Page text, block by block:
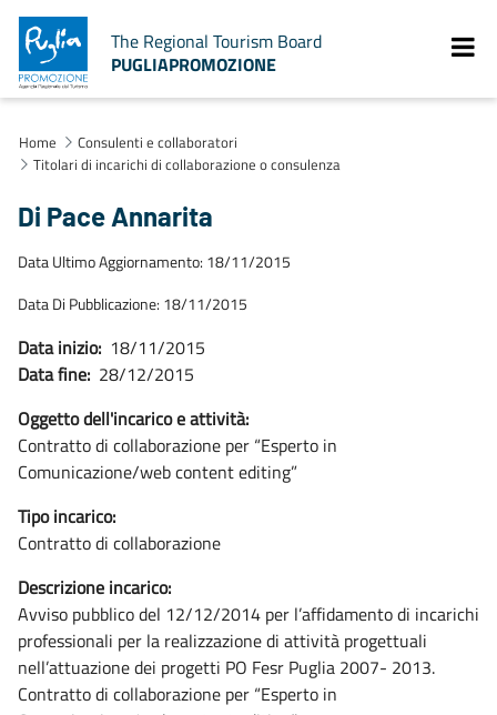
The Regional Tourism Board
PUGLIAPROMOZIONE
Home
Consulenti e collaboratori
Titolari di incarichi di collaborazione o consulenza
Di Pace Annarita
Data Ultimo Aggiornamento: 18/11/2015
Data Di Pubblicazione: 18/11/2015
Data inizio: 18/11/2015
Data fine: 28/12/2015
Oggetto dell'incarico e attività:
Contratto di collaborazione per “Esperto in
Comunicazione/web content editing”
Tipo incarico:
Contratto di collaborazione
Descrizione incarico:
Avviso pubblico del 12/12/2014 per l’affidamento di incarichi
professionali per la realizzazione di attività progettuali
nell’attuazione dei progetti PO Fesr Puglia 2007- 2013.
Contratto di collaborazione per “Esperto in